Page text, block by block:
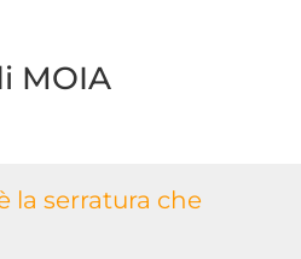
MOIA
la serratura che